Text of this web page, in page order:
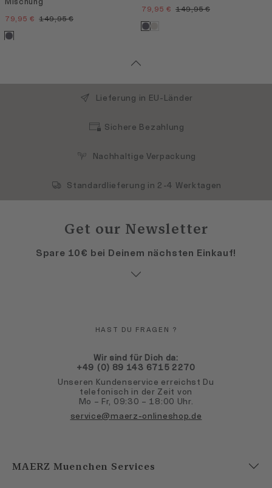
79,95 € 149,95 €
79,95 € 149,95 €
Lieferung in EU-Länder
Sichere Bezahlung
Nachhaltige Verpackung
Standardlieferung in 2-4 Werktagen
Get our Newsletter
Spare 10€ bei Deinem nächsten Einkauf!
HAST DU FRAGEN ?
Wir sind für Dich da:
+49 (0) 89 143 6715 2270
Unseren Kundenservice erreichst Du
telefonisch in der Zeit von
Mo – Fr, 09:30 – 18:00 Uhr.
service@maerz-onlineshop.de
MAERZ Muenchen Services